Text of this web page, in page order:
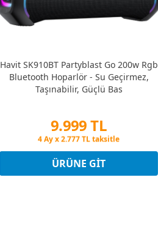
Havit SK910BT Partyblast Go 200w Rgb
Bluetooth Hoparlör - Su Geçirmez,
Taşınabilir, Güçlü Bas
9.999 TL
Peşin Fiyatına 3 Taksit
4 Ay x 2.777 TL taksitle
Peşin Fiyatına 3 Taksit
ÜRÜNE GIT